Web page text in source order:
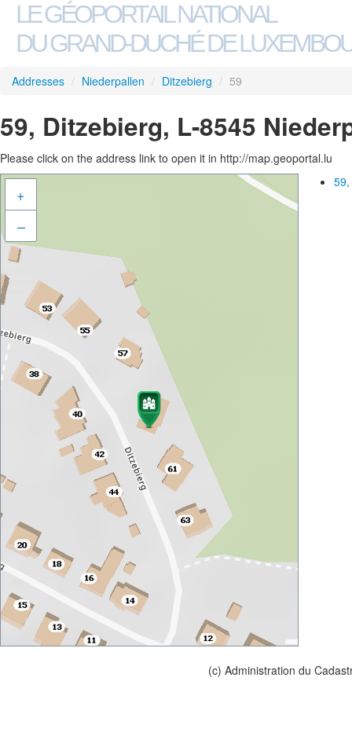
LE GÉOPORTAIL NATIONAL
DU GRAND-DUCHÉ DE
Addresses / Niederpallen / Ditzebierg / 59
59, Ditzebierg, L-8545
Please click on the address link to open it in http://map.geoportal.lu
+
–
(c) Administration du